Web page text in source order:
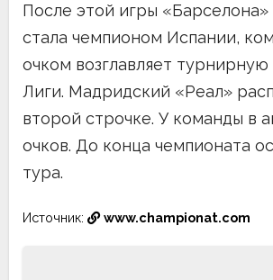
После этой игры «Барселона»
стала чемпионом Испании,
очком возглавляет
Лиги. Мадридский «Реал»
второй строчке. У команды в
очков. До конца чемпионата
тура.
Источник: www.championat.com